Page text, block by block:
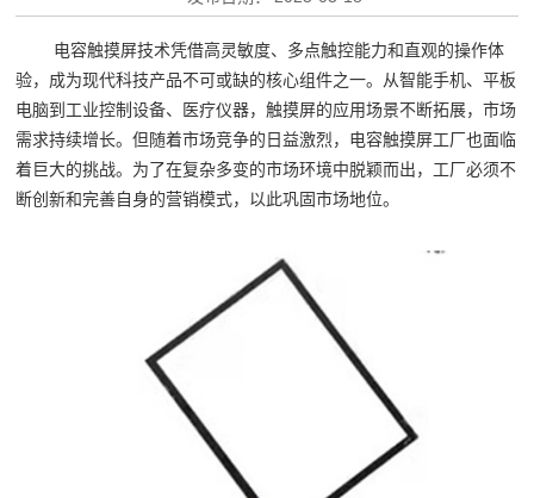
电容触摸屏技术凭借高灵敏度、多点触控能力和直观的操作体
验，成为现代科技产品不可或缺的核心组件之一。从智能手机、平板
电脑到工业控制设备、医疗仪器，触摸屏的应用场景不断拓展，市场
需求持续增长。但随着市场竞争的日益激烈，电容触摸屏工厂也面临
着巨大的挑战。为了在复杂多变的市场环境中脱颖而出，工厂必须不
断创新和完善自身的营销模式，以此巩固市场地位。